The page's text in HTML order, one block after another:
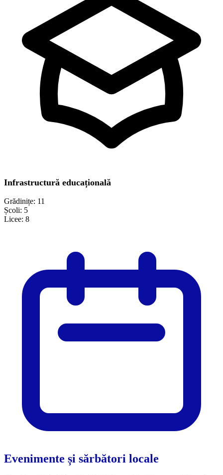
Infrastructură educațională
Grădinițe: 11
Școli: 5
Licee: 8
Evenimente și sărbători locale